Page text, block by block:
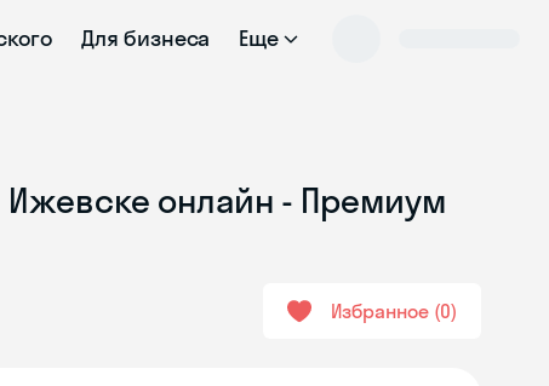
Для бизнеса Еще
Ижевске онлайн - Премиум
Избранное 0